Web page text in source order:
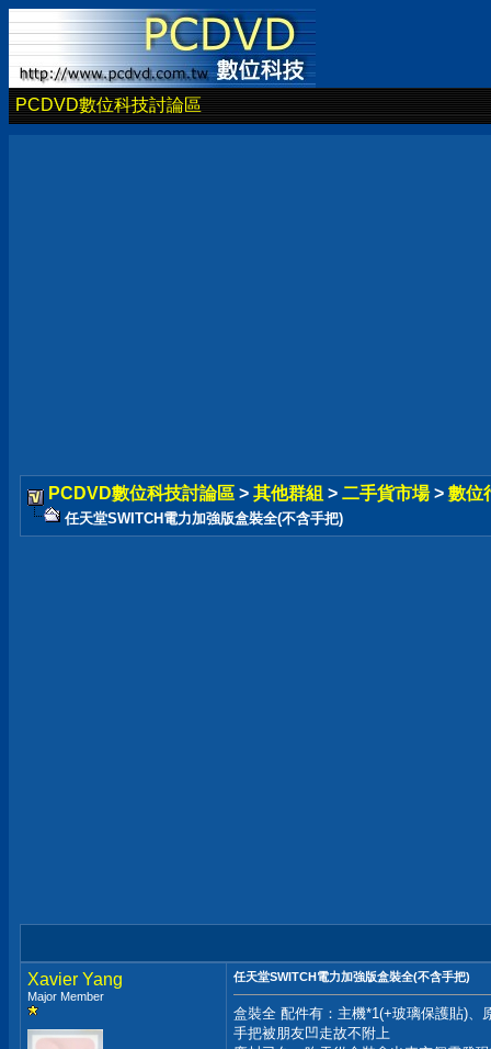
PCDVD數位科技討論區
PCDVD數位科技討論區 > 其他群組 > 二手貨市場 > 數位
任天堂SWITCH電力加強版盒裝全(不含手把)
Xavier Yang
Major Member
任天堂SWITCH電力加強版盒裝全(不含手把)
盒裝全 配件有：主機*1(+玻璃保護貼)、
手把被朋友凹走故不附上